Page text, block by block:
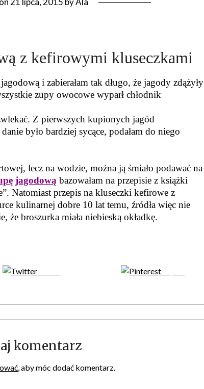
z kefirowymi kluseczkami
i zabierałam tak długo, że jagody zdążyły
zupy owocowe wyparł chłodnik
Z pierwszych kupionych jagód
było bardziej sycące, podałam do niego
lecz na wodzie, można ją śmiało podawać na
jagodową bazowałam na przepisie z książki
Natomiast przepis na kluseczki kefirowe z
kulinarnej dobre 10 lat temu, źródła więc nie
że broszurka miała niebieską okładkę.
komentarz
, aby móc dodać komentarz.